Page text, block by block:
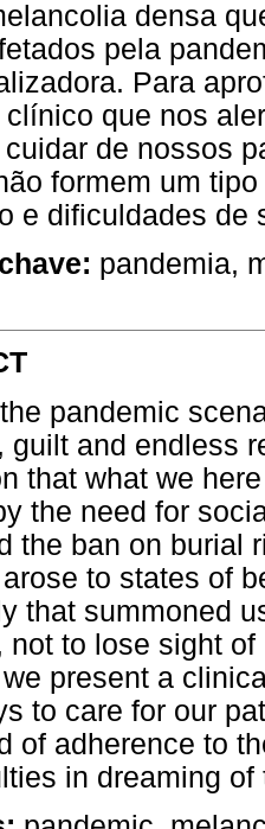
densa
pela
Para
que nos
de nossos
formem um
e dificuldades de
pandemia,
pandemic
guilt and endless
that what we
the need for
the ban on burial
to states of
that summoned
not to lose sight
present a
to care for our
of adherence to
in dreaming of